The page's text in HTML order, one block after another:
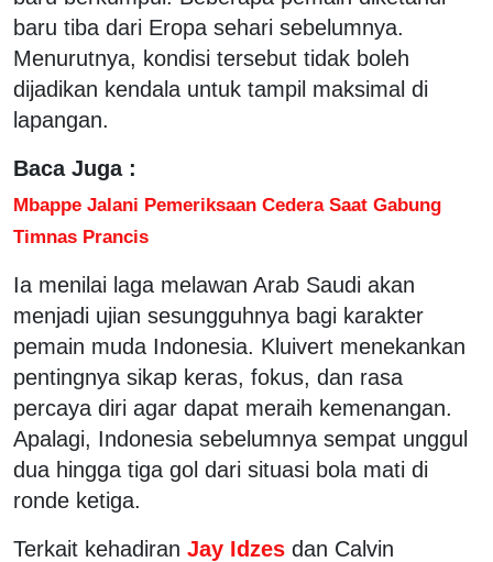
baru tiba dari Eropa sehari sebelumnya.
Menurutnya, kondisi tersebut tidak boleh
dijadikan kendala untuk tampil maksimal di
lapangan.
Baca Juga :
Mbappe Jalani Pemeriksaan Cedera Saat Gabung
Timnas Prancis
Ia menilai laga melawan Arab Saudi akan
menjadi ujian sesungguhnya bagi karakter
pemain muda Indonesia. Kluivert menekankan
pentingnya sikap keras, fokus, dan rasa
percaya diri agar dapat meraih kemenangan.
Apalagi, Indonesia sebelumnya sempat unggul
dua hingga tiga gol dari situasi bola mati di
ronde ketiga.
Terkait kehadiran Jay Idzes dan Calvin